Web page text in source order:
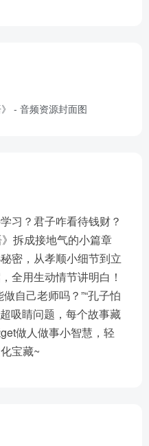
习？君子咋看待钱财？
拆成接地气的小篇章
密，从孝顺小细节到立
全用生动情节讲明白！
自己老师吗？”“孔子怕
吸睛问题，每个故事藏
做人做事小智慧，轻
宝藏~